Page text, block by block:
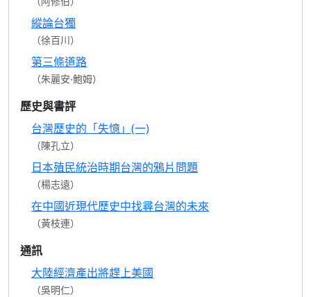
縱論台獨
（徐百川）
第三條道路
（朱麗安‧鮑姆）
歷史與書評
台灣歷史的「失憶」(一)
（陳孔立）
日本殖民統治時期台灣的鴉片問題
（楊志遠）
在中國近現代歷史中找尋台灣的未來
（黃枝連）
通訊
大陸經濟產出將趕上美國
（吳明仁）